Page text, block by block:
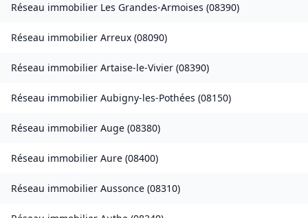
Réseau immobilier Les Grandes-Armoises (08390)
Réseau immobilier Arreux (08090)
Réseau immobilier Artaise-le-Vivier (08390)
Réseau immobilier Aubigny-les-Pothées (08150)
Réseau immobilier Auge (08380)
Réseau immobilier Aure (08400)
Réseau immobilier Aussonce (08310)